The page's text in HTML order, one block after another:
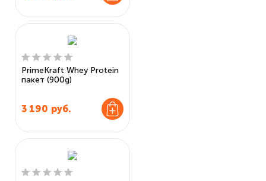
PrimeKraft Whey Protein
пакет (900g)
3 190 руб.